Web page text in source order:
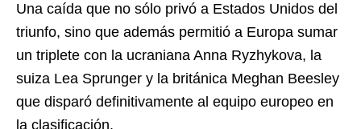
Una caída que no sólo privó a Estados Unidos del
triunfo, sino que además permitió a Europa sumar
un triplete con la ucraniana Anna Ryzhykova, la
suiza Lea Sprunger y la británica Meghan Beesley
que disparó definitivamente al equipo europeo en
la clasificación.